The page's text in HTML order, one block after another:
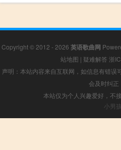
Copyright © 2012 - 2026 英语歌曲网
站地图 | 疑难解答 浙
声明：本站内容来自互联网，如信息有错
会及时纠正
本站仅为个人兴趣爱好，不
小男孩